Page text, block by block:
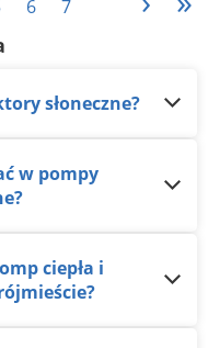
6 7
słoneczne?